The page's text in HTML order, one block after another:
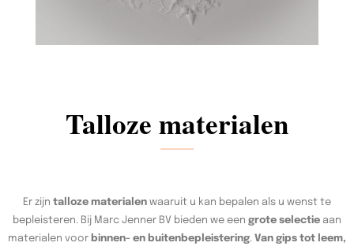
Talloze materialen
Er zijn talloze materialen waaruit u kan bepalen als u wenst te
bepleisteren. Bij Marc Jenner BV bieden we een grote selectie aan
materialen voor binnen- en buitenbepleistering. Van gips tot leem,